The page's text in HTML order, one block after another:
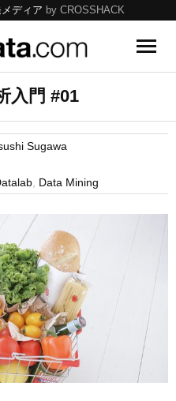
ディア by CROSSHACK
入門 #01
Sugawa
Data Mining